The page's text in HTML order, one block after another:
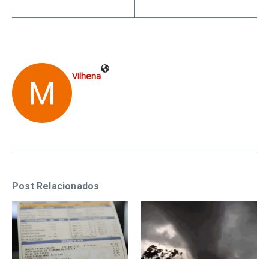
Vilhena
Post Relacionados